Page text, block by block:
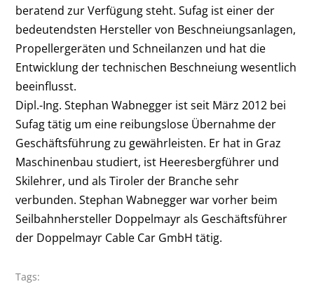
beratend zur Verfügung steht. Sufag ist einer der
bedeutendsten Hersteller von Beschneiungsanlagen,
Propellergeräten und Schneilanzen und hat die
Entwicklung der technischen Beschneiung wesentlich
beeinflusst.
Dipl.-Ing. Stephan Wabnegger ist seit März 2012 bei
Sufag tätig um eine reibungslose Übernahme der
Geschäftsführung zu gewährleisten. Er hat in Graz
Maschinenbau studiert, ist Heeresbergführer und
Skilehrer, und als Tiroler der Branche sehr
verbunden. Stephan Wabnegger war vorher beim
Seilbahnhersteller Doppelmayr als Geschäftsführer
der Doppelmayr Cable Car GmbH tätig.
Tags: